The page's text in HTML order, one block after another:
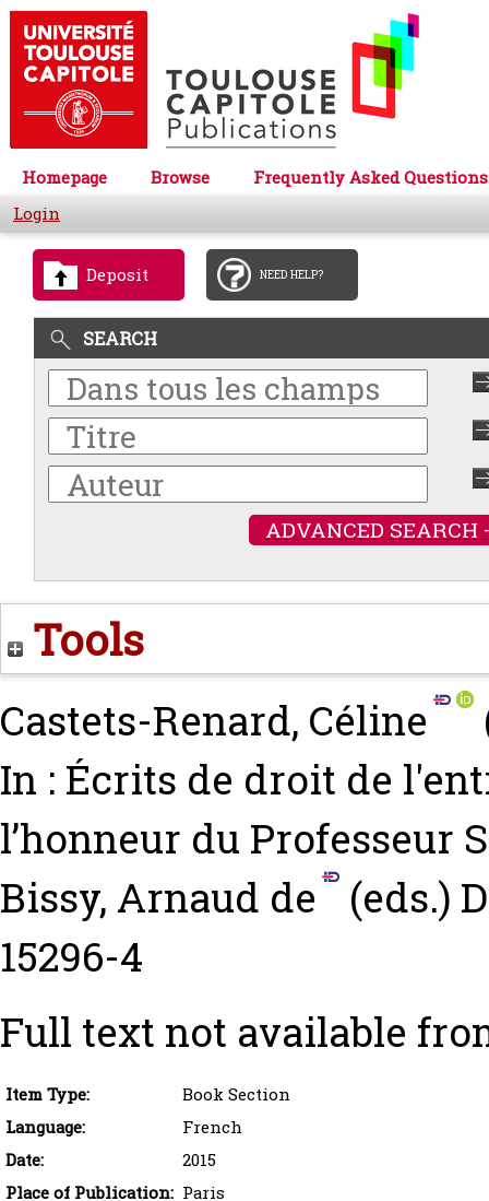
Homepage Browse
Frequently Asked Questions
Login
Deposit NEED HELP?
SEARCH
ADVANCED SEARCH
Tools
Castets-Renard, Céline
In : Écrits de droit de
l’honneur du Professeur
Bissy, Arnaud de
(eds.)
15296-4
Full text not available
Item Type:
Book Section
Language:
French
Date:
2015
Place of Publication: Paris